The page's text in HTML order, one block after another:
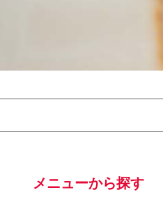
メニューから探す